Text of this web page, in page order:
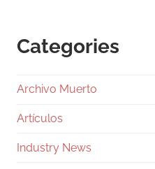
Categories
Archivo Muerto
Artículos
Industry News